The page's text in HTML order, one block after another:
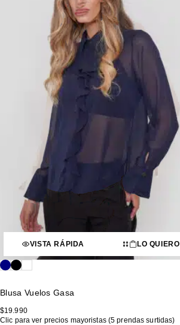
VISTA RÁPIDA LO QUIERO
Blusa Vuelos Gasa
$19.990
Clic para ver precios mayoristas (5 prendas surtidas)